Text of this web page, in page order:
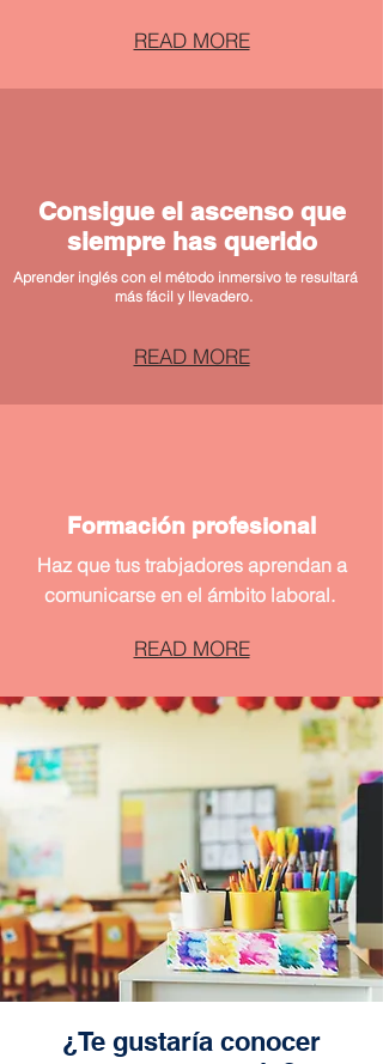
READ MORE
Consigue el ascenso que
siempre has querido
Aprender inglés con el método inmersivo te resultará
más fácil y llevadero.
READ MORE
Formación profesional
Haz que tus trabjadores aprendan a
comunicarse en el ámbito laboral.
READ MORE
¿Te gustaría conocer